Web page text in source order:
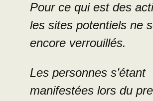
Pour ce qui est des
les sites potentiels ne
encore verrouillés.
Les personnes s’étant
manifestées lors du